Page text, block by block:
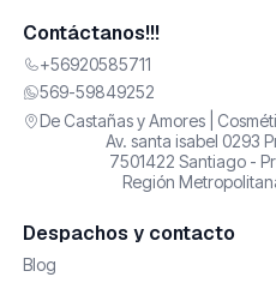
Contáctanos!!!
+56920585711
569-59849252
De Castañas y Amores |
Av. santa isabel 0293
7501422 Santiago -
Región
Despachos y contacto
Blog